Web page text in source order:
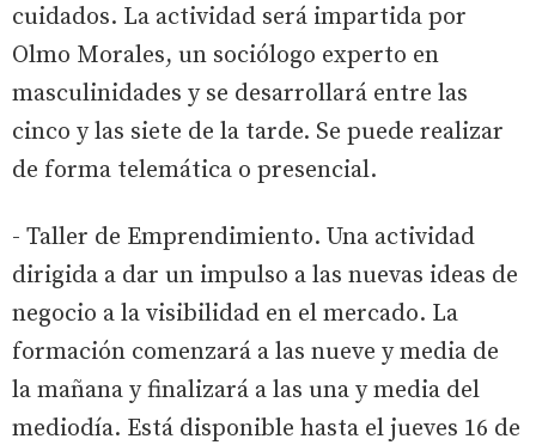
cuidados. La actividad será impartida por
Olmo Morales, un sociólogo experto en
masculinidades y se desarrollará entre las
cinco y las siete de la tarde. Se puede realizar
de forma telemática o presencial.
- Taller de Emprendimiento. Una actividad
dirigida a dar un impulso a las nuevas ideas de
negocio a la visibilidad en el mercado. La
formación comenzará a las nueve y media de
la mañana y finalizará a las una y media del
mediodía. Está disponible hasta el jueves 16 de